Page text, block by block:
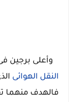
وأعلى برجين فى مصر (221
النقل الهوائى
فالهدف منهما